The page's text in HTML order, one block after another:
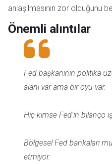
anlaşılmasının zor olduğunu
Önemli alıntılar
Fed başkanının politika
alanı var ama bir oyu var.
Hiç kimse Fed'in bilanço
Bölgesel Fed bankaları
etmiyor.